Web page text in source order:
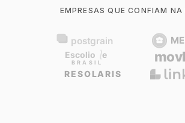
EMPRESAS QUE CONFIAM NA